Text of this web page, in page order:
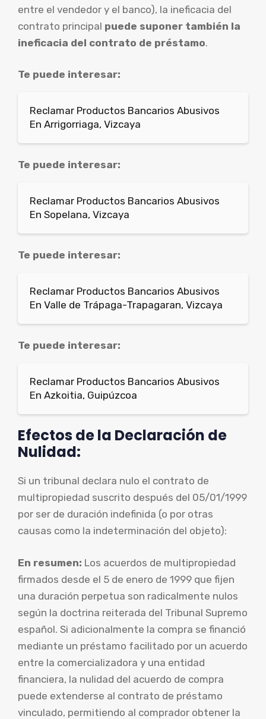
entre el vendedor y el banco), la ineficacia del
contrato principal puede suponer también la
ineficacia del contrato de préstamo.
Te puede interesar:
Reclamar Productos Bancarios Abusivos
En Arrigorriaga, Vizcaya
Te puede interesar:
Reclamar Productos Bancarios Abusivos
En Sopelana, Vizcaya
Te puede interesar:
Reclamar Productos Bancarios Abusivos
En Valle de Trápaga-Trapagaran, Vizcaya
Te puede interesar:
Reclamar Productos Bancarios Abusivos
En Azkoitia, Guipúzcoa
Efectos de la Declaración de
Nulidad:
Si un tribunal declara nulo el contrato de
multipropiedad suscrito después del 05/01/1999
por ser de duración indefinida (o por otras
causas como la indeterminación del objeto):
En resumen: Los acuerdos de multipropiedad
firmados desde el 5 de enero de 1999 que fijen
una duración perpetua son radicalmente nulos
según la doctrina reiterada del Tribunal Supremo
español. Si adicionalmente la compra se financió
mediante un préstamo facilitado por un acuerdo
entre la comercializadora y una entidad
financiera, la nulidad del acuerdo de compra
puede extenderse al contrato de préstamo
vinculado, permitiendo al comprador obtener la